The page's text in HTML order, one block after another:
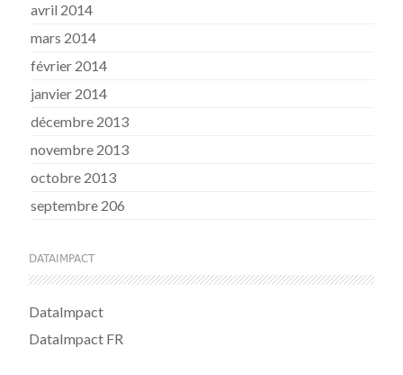
avril 2014
mars 2014
février 2014
janvier 2014
décembre 2013
novembre 2013
octobre 2013
septembre 206
DATAIMPACT
DataImpact
DataImpact FR